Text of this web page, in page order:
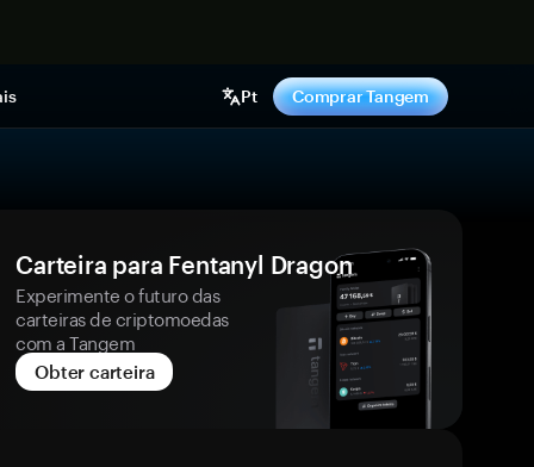
Pt Comprar Tangem
Carteira para Fentanyl Dragon
Experimente o futuro das
carteiras de criptomoedas
com a Tangem
Obter carteira